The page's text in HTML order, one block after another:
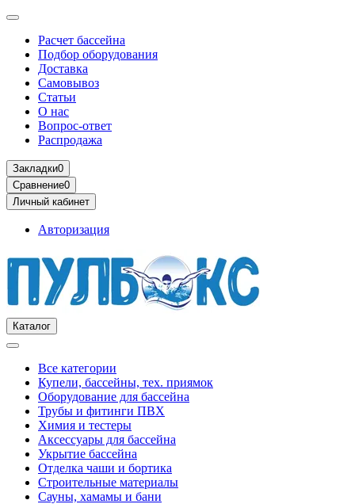
Расчет бассейна
Подбор оборудования
Доставка
Самовывоз
Статьи
О нас
Вопрос-ответ
Распродажа
Закладки0
Сравнение0
Личный кабинет
Авторизация
Каталог
Все категории
Купели, бассейны, тех. приямок
Оборудование для бассейна
Трубы и фитинги ПВХ
Химия и тестеры
Аксессуары для бассейна
Укрытие бассейна
Отделка чаши и бортика
Строительные материалы
Сауны, хамамы и бани